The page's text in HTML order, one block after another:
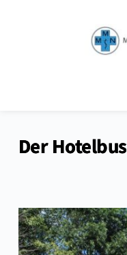
Der Hotelbus